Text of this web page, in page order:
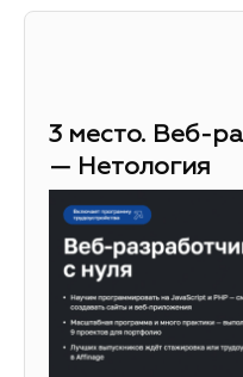
3 место. Веб-
— Нетология